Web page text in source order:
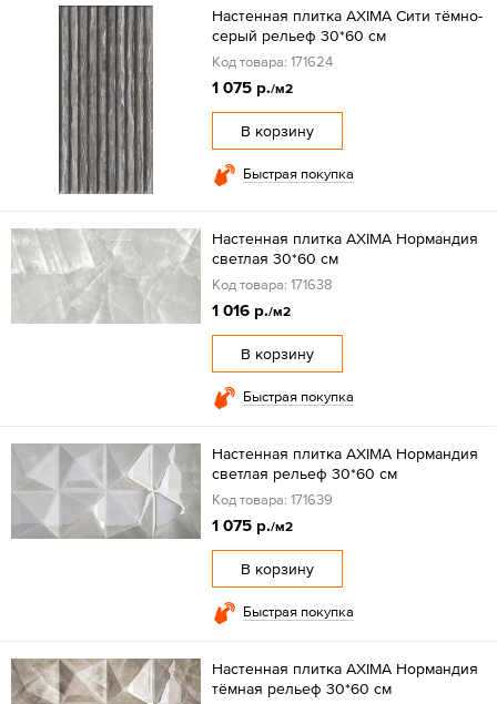
Настенная плитка AXIMA Сити тёмно-
серый рельеф 30*60 см
Код товара: 171624
1 075 р./м2
В корзину
Быстрая покупка
Настенная плитка AXIMA Нормандия
светлая 30*60 см
Код товара: 171638
1 016 р./м2
В корзину
Быстрая покупка
Настенная плитка AXIMA Нормандия
светлая рельеф 30*60 см
Код товара: 171639
1 075 р./м2
В корзину
Быстрая покупка
Настенная плитка AXIMA Нормандия
тёмная рельеф 30*60 см